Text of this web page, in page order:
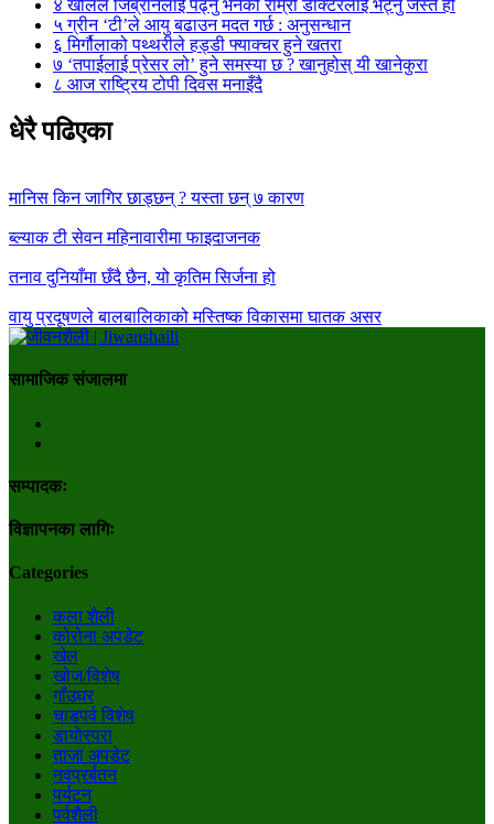
४ खलिल जिब्रानलाई पढ्नु भनेको राम्रो डाक्टरलाई भेट्नु जस्तै हो
५ग्रीन ‘टी’ले आयु बढाउन मदत गर्छ : अनुसन्धान
६ मिर्गौलाको पथ्थरीले हड्डी फ्याक्चर हुने खतरा
७ ‘तपाईलाई प्रेसर लो’ हुने समस्या छ ? खानुहोस् यी खानेकुरा
८ आज राष्ट्रिय टोपी दिवस मनाइँदै
धेरै पढिएका
मानिस किन जागिर छाड्छन् ? यस्ता छन् ७ कारण
ब्ल्याक टी सेवन महिनावारीमा फाइदाजनक
तनाव दुनियाँमा छँदै छैन, यो कृतिम सिर्जना हो
वायु प्रदूषणले बालबालिकाको मस्तिष्क विकासमा घातक असर
सामाजिक संजालमा
सम्पादकः
विज्ञापनका लागिः
Categories
कला शैली
कोरोना अपडेट
खेल
खोज/विशेष
गाँउघर
चाडपर्व विशेष
डायाेस्परा
ताजा अपडेट
नवप्रर्बतन
पर्यटन
पर्वशैली